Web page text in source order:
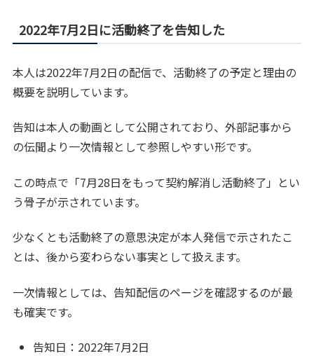
2022年7月2日に活動終了を告知した
本人は2022年7月2日の配信で、活動終了の予定と理由の
概要を説明しています。
告知は本人の動画として公開されており、外部記事から
の伝聞より一次情報として参照しやすい形です。
この時点で「7月28日をもって契約解消し活動終了」とい
う骨子が示されています。
少なくとも活動終了の意思決定が本人発信で示されたこ
とは、後から変わらない事実として扱えます。
一次情報としては、告知配信のページを確認するのが最
も確実です。
告知日：2022年7月2日